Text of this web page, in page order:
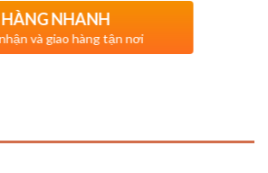
NHANH
và giao hàng tận nơi